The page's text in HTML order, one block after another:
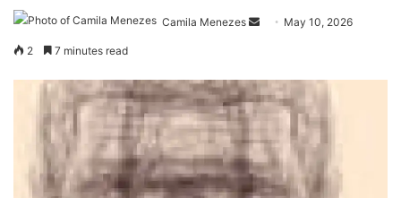
Camila Menezes
Send May 10, 2026
2 7 minutes read